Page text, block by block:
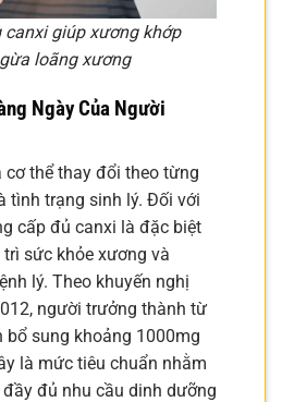
giúp xương khớp
loãng xương
Ngày Của Người
cơ thể thay đổi theo từng
tình trạng sinh lý. Đối với
cấp đủ canxi là đặc biệt
sức khỏe xương và
lý. Theo khuyến nghị
người trưởng thành từ
bổ sung khoảng 1000mg
là mức tiêu chuẩn nhằm
đủ nhu cầu dinh dưỡng